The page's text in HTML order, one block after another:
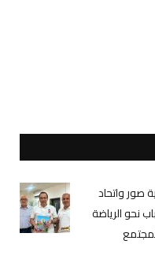
صور واتحاد
نحو الرياضة